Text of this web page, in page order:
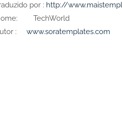
por : http://
TechWorld
: www.soratemplates.com